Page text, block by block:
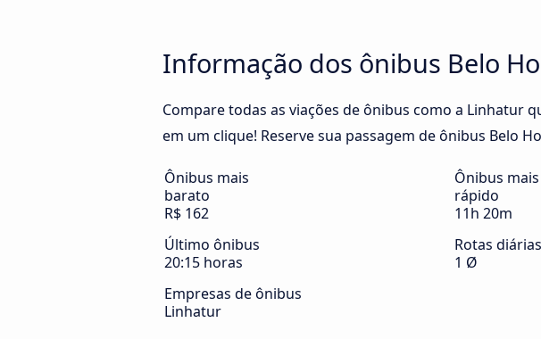
Informação dos ônibus Belo
Compare todas as viações de ônibus como a Linhatur
em um clique! Reserve sua passagem de ônibus Belo
Ônibus mais
barato
R$ 162
Ônibus mais
rápido
11h 20m
Último ônibus
20:15 horas
Rotas diárias
1 Ø
Empresas de ônibus
Linhatur